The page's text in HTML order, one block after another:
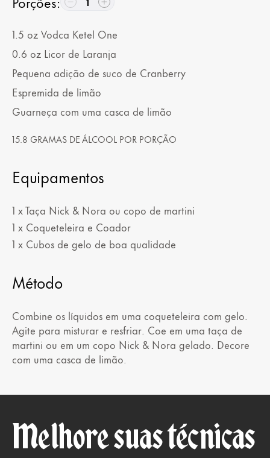
1.5 ozVodca Ketel One
0.6 oz Licor de Laranja
Pequena adição de suco de Cranberry
Espremida de limão
Guarneça com uma casca de limão
15.8 GRAMAS DE ÁLCOOL POR PORÇÃO
Equipamentos
1 x Taça Nick & Nora ou copo de martini
1 x Coqueteleira e Coador
1 x Cubos de gelo de boa qualidade
Método
Combine os líquidos em uma coqueteleira com gelo.
Agite para misturar e resfriar. Coe em uma taça de
martini ou em um copo Nick & Nora gelado. Decore
com uma casca de limão.
Melhore suas técnicas